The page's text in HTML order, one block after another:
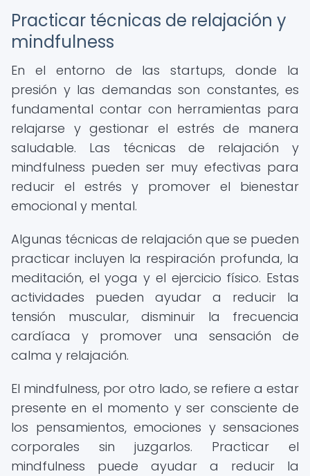
Practicar técnicas de relajación y
mindfulness
En el entorno de las startups, donde la
presión y las demandas son constantes, es
fundamental contar con herramientas para
relajarse y gestionar el estrés de manera
saludable. Las técnicas de relajación y
mindfulness pueden ser muy efectivas para
reducir el estrés y promover el bienestar
emocional y mental.
Algunas técnicas de relajación que se pueden
practicar incluyen la respiración profunda, la
meditación, el yoga y el ejercicio físico. Estas
actividades pueden ayudar a reducir la
tensión muscular, disminuir la frecuencia
cardíaca y promover una sensación de
calma y relajación.
El mindfulness, por otro lado, se refiere a estar
presente en el momento y ser consciente de
los pensamientos, emociones y sensaciones
corporales sin juzgarlos. Practicar el
mindfulness puede ayudar a reducir la